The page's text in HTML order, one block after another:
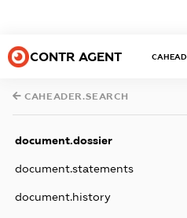
CONTR AGENT
CAHEADER.SEARCH
document.dossier
document.statements
document.history